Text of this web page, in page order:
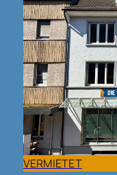
VERMIETET